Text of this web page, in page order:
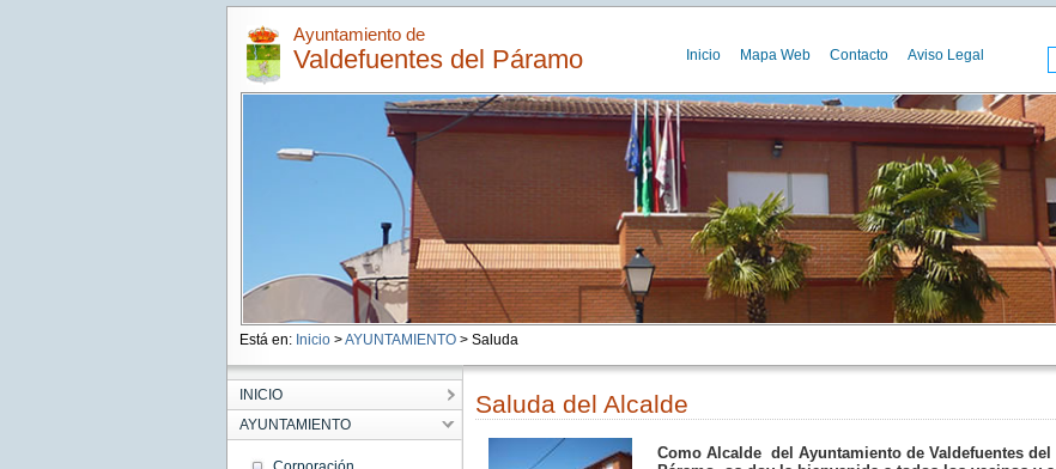
Ayuntamiento de
Valdefuentes del Páramo Inicio Mapa Web Contacto Aviso Legal
Está en: Inicio >AYUNTAMIENTO> Saluda
INICIO
AYUNTAMIENTO
Saluda del Alcalde
Como Alcalde del Ayuntamiento de Valdefuentes del